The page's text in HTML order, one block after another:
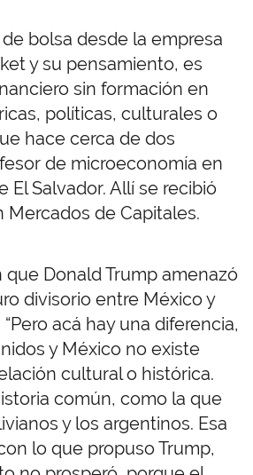
bolsa desde la empresa
y su pensamiento, es
sin formación en
políticas, culturales o
hace cerca de dos
de microeconomía en
El Salvador. Allí se recibió
Mercados de Capitales.
que Donald Trump amenazó
divisorio entre México y
acá hay una diferencia,
y México no existe
cultural o histórica.
común, como la que
y los argentinos. Esa
lo que propuso Trump,